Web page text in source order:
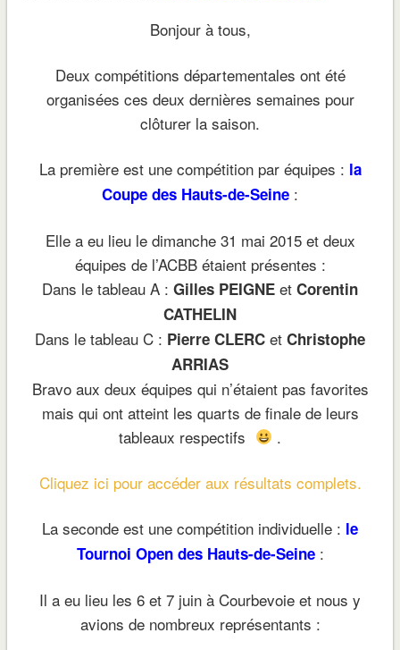
Bonjour à tous,
Deux compétitions départementales ont été
organisées ces deux dernières semaines pour
clôturer la saison.
La première est une compétition par équipes : la
Coupe des Hauts-de-Seine :
Elle a eu lieu le dimanche 31 mai 2015 et deux
équipes de l’ACBB étaient présentes :
Dans le tableau A : Gilles PEIGNE et Corentin
CATHELIN
Dans le tableau C : Pierre CLERC et Christophe
ARRIAS
Bravo aux deux équipes qui n’étaient pas favorites
mais qui ont atteint les quarts de finale de leurs
tableaux respectifs
.
Cliquez ici pour accéder aux résultats complets.
La seconde est une compétition individuelle : le
Tournoi Open des Hauts-de-Seine:
Il a eu lieu les 6 et 7 juin à Courbevoie et nous y
avions de nombreux représentants :